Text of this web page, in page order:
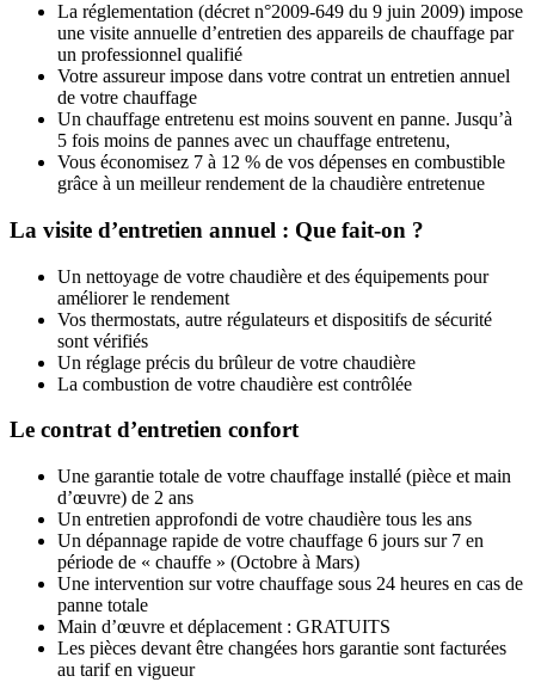
La réglementation (décret n°2009-649 du 9 juin 2009) impose
une visite annuelle d’entretien des appareils de chauffage par
un professionnel qualifié
Votre assureur impose dans votre contrat un entretien annuel
de votre chauffage
Un chauffage entretenu est moins souvent en panne. Jusqu’à
5 fois moins de pannes avec un chauffage entretenu,
Vous économisez 7 à 12 % de vos dépenses en combustible
grâce à un meilleur rendement de la chaudière entretenue
La visite d’entretien annuel : Que fait-on ?
Un nettoyage de votre chaudière et des équipements pour
améliorer le rendement
Vos thermostats, autre régulateurs et dispositifs de sécurité
sont vérifiés
Un réglage précis du brûleur de votre chaudière
La combustion de votre chaudière est contrôlée
Le contrat d’entretien confort
Une garantie totale de votre chauffage installé (pièce et main
d’œuvre) de 2 ans
Un entretien approfondi de votre chaudière tous les ans
Un dépannage rapide de votre chauffage 6 jours sur 7 en
période de « chauffe » (Octobre à Mars)
Une intervention sur votre chauffage sous 24 heures en cas de
panne totale
Main d’œuvre et déplacement : GRATUITS
Les pièces devant être changées hors garantie sont facturées
au tarif en vigueur